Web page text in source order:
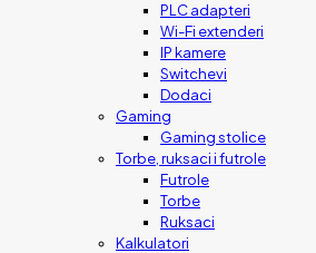
PLC adapteri
Wi-Fi extenderi
IP kamere
Switchevi
Dodaci
Gaming
Gaming stolice
Torbe, ruksaci i futrole
Futrole
Torbe
Ruksaci
Kalkulatori